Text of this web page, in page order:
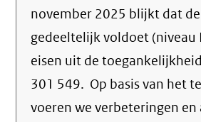
november 2025 blijkt dat
gedeeltelijk voldoet (niveau
eisen uit de
301 549. Op basis van het
voeren we verbeteringen en